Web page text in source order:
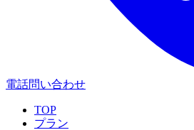
電話問い合わせ
TOP
プラン